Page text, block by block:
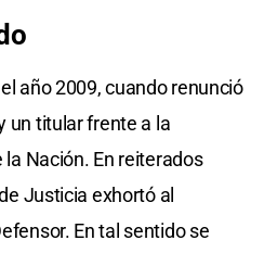
año 2009, cuando renunció
un titular frente a la
Nación. En reiterados
Justicia exhortó al
En tal sentido se